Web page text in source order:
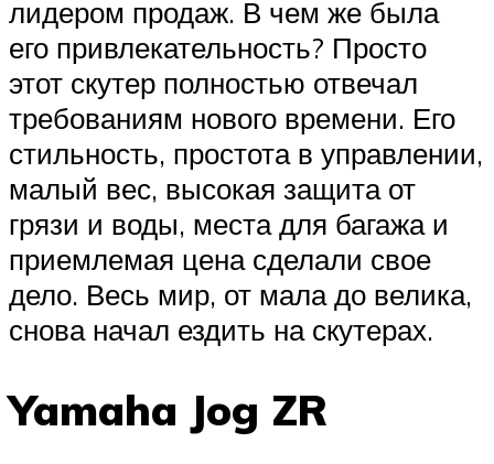
лидером продаж. В чем же была
его привлекательность? Просто
этот скутер полностью отвечал
требованиям нового времени. Его
стильность, простота в управлении,
малый вес, высокая защита от
грязи и воды, места для багажа и
приемлемая цена сделали свое
дело. Весь мир, от мала до велика,
снова начал ездить на скутерах.
Yamaha Jog ZR